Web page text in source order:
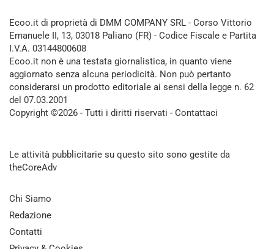
Ecoo.it di proprietà di DMM COMPANY SRL - Corso Vittorio
Emanuele II, 13, 03018 Paliano (FR) - Codice Fiscale e Partita
I.V.A. 03144800608
Ecoo.it non è una testata giornalistica, in quanto viene
aggiornato senza alcuna periodicità. Non può pertanto
considerarsi un prodotto editoriale ai sensi della legge n. 62
del 07.03.2001
Copyright ©2026 - Tutti i diritti riservati - Contattaci
Le attività pubblicitarie su questo sito sono gestite da
theCoreAdv
Chi Siamo
Redazione
Contatti